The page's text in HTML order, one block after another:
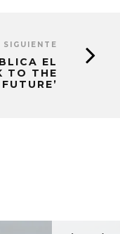
EL
TO THE
FUTURE’